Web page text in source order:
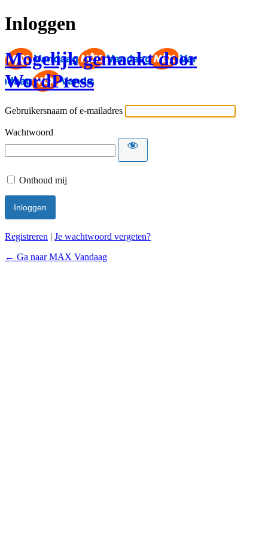
Inloggen
Mogelijk gemaakt door
WordPress
Gebruikersnaam of e-mailadres
Wachtwoord
Onthoud mij
Registreren | Je wachtwoord vergeten?
← Ga naar MAX Vandaag